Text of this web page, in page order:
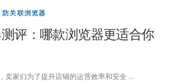
防关联浏览器
评：哪款浏览器更适合你
卖家们为了提升店铺的运营效率和安全 …